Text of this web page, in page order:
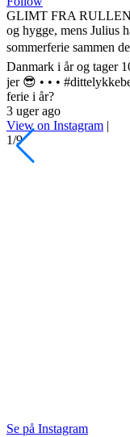
GLIMT FRA RULLEN
og hygge, mens Julius
sommerferie sammen
Danmark i år og tager
jer 😎 • • •
ferie i år?
3 uger ago
View on Instagram |
1/9
Se på Instagram